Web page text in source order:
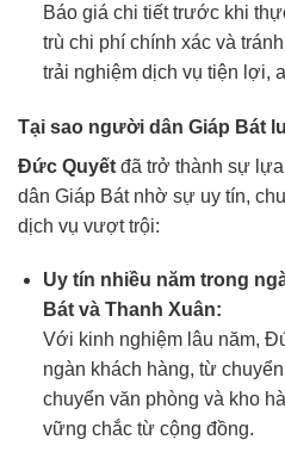
Báo giá chi tiết trước khi
trù chi phí chính xác và
trải nghiệm dịch vụ tiện lợi,
Tại sao người dân Giáp Bát
Đức Quyết đã trở thành sự
dân Giáp Bát nhờ sự uy tín,
dịch vụ vượt trội:
Uy tín nhiều năm trong
Bát và Thanh Xuân:
Với kinh nghiệm lâu năm,
ngàn khách hàng, từ
chuyển văn phòng và kho
vững chắc từ cộng đồng.